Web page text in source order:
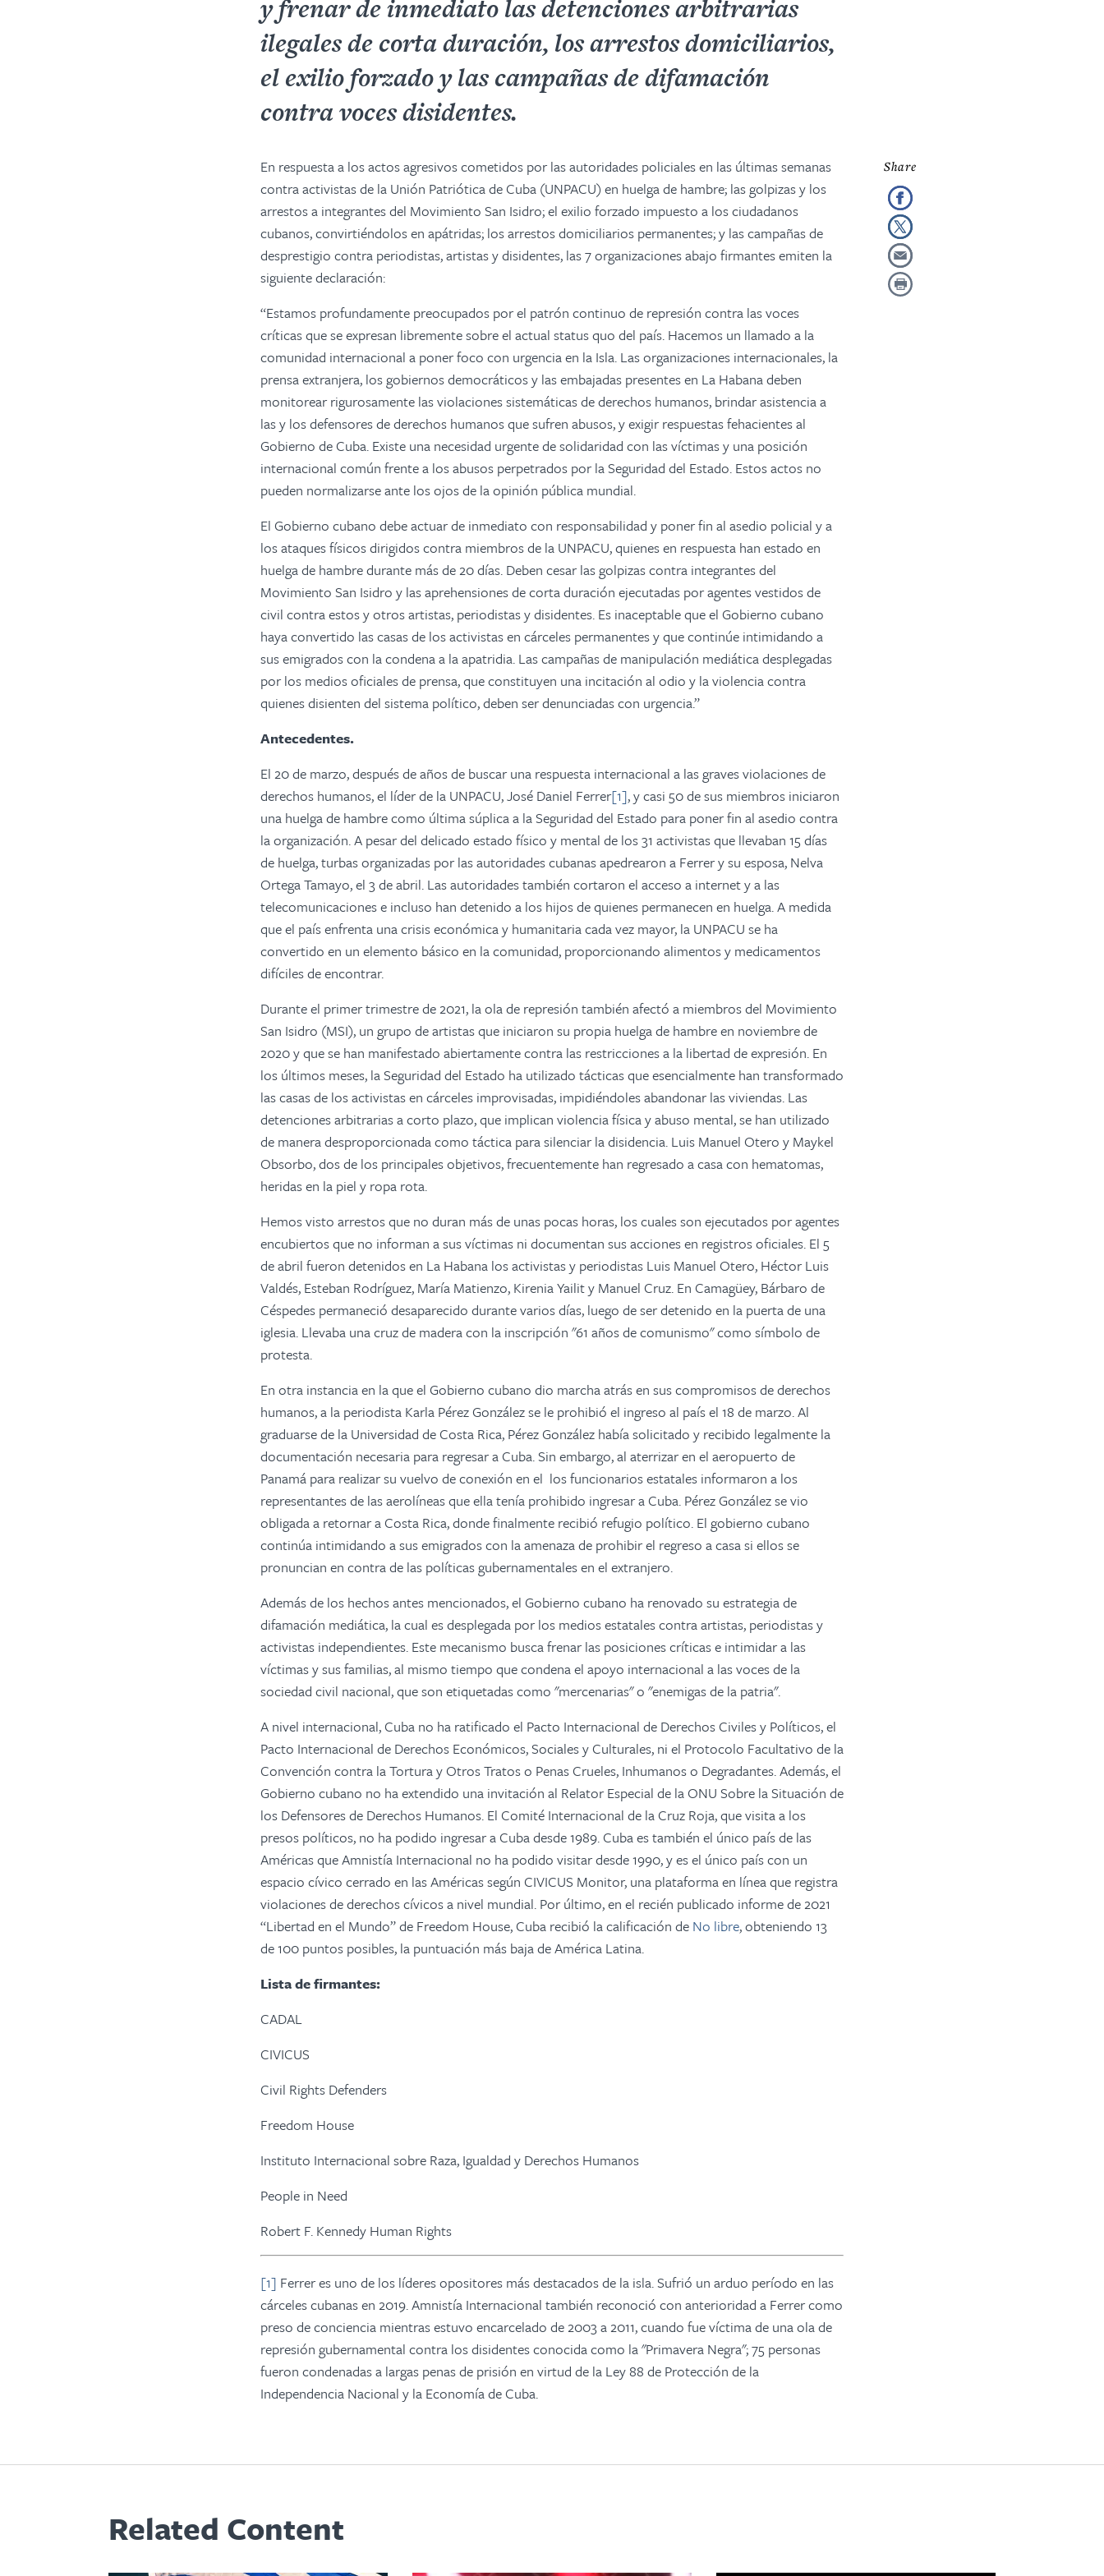
y frenar de inmediato las detenciones arbitrarias
ilegales de corta duración, los arrestos domiciliarios,
el exilio forzado y las campañas de difamación
contra voces disidentes.
En respuesta a los actos agresivos cometidos por las autoridades policiales en las últimas semanas
contra activistas de la Unión Patriótica de Cuba (UNPACU) en huelga de hambre; las golpizas y los
arrestos a integrantes del Movimiento San Isidro; el exilio forzado impuesto a los ciudadanos
cubanos, convirtiéndolos en apátridas; los arrestos domiciliarios permanentes; y las campañas de
desprestigio contra periodistas, artistas y disidentes, las 7 organizaciones abajo firmantes emiten la
siguiente declaración:
“Estamos profundamente preocupados por el patrón continuo de represión contra las voces
críticas que se expresan libremente sobre el actual status quo del país. Hacemos un llamado a la
comunidad internacional a poner foco con urgencia en la Isla. Las organizaciones internacionales, la
prensa extranjera, los gobiernos democráticos y las embajadas presentes en La Habana deben
monitorear rigurosamente las violaciones sistemáticas de derechos humanos, brindar asistencia a
las y los defensores de derechos humanos que sufren abusos, y exigir respuestas fehacientes al
Gobierno de Cuba. Existe una necesidad urgente de solidaridad con las víctimas y una posición
internacional común frente a los abusos perpetrados por la Seguridad del Estado. Estos actos no
pueden normalizarse ante los ojos de la opinión pública mundial.
El Gobierno cubano debe actuar de inmediato con responsabilidad y poner fin al asedio policial y a
los ataques físicos dirigidos contra miembros de la UNPACU, quienes en respuesta han estado en
huelga de hambre durante más de 20 días. Deben cesar las golpizas contra integrantes del
Movimiento San Isidro y las aprehensiones de corta duración ejecutadas por agentes vestidos de
civil contra estos y otros artistas, periodistas y disidentes. Es inaceptable que el Gobierno cubano
haya convertido las casas de los activistas en cárceles permanentes y que continúe intimidando a
sus emigrados con la condena a la apatridia. Las campañas de manipulación mediática desplegadas
por los medios oficiales de prensa, que constituyen una incitación al odio y la violencia contra
quienes disienten del sistema político, deben ser denunciadas con urgencia.”
Antecedentes.
El 20 de marzo, después de años de buscar una respuesta internacional a las graves violaciones de
derechos humanos, el líder de la UNPACU, José Daniel Ferrer[1], y casi 50 de sus miembros iniciaron
una huelga de hambre como última súplica a la Seguridad del Estado para poner fin al asedio contra
la organización. A pesar del delicado estado físico y mental de los 31 activistas que llevaban 15 días
de huelga, turbas organizadas por las autoridades cubanas apedrearon a Ferrer y su esposa, Nelva
Ortega Tamayo, el 3 de abril. Las autoridades también cortaron el acceso a internet y a las
telecomunicaciones e incluso han detenido a los hijos de quienes permanecen en huelga. A medida
que el país enfrenta una crisis económica y humanitaria cada vez mayor, la UNPACU se ha
convertido en un elemento básico en la comunidad, proporcionando alimentos y medicamentos
difíciles de encontrar.
Durante el primer trimestre de 2021, la ola de represión también afectó a miembros del Movimiento
San Isidro (MSI), un grupo de artistas que iniciaron su propia huelga de hambre en noviembre de
2020 y que se han manifestado abiertamente contra las restricciones a la libertad de expresión. En
los últimos meses, la Seguridad del Estado ha utilizado tácticas que esencialmente han transformado
las casas de los activistas en cárceles improvisadas, impidiéndoles abandonar las viviendas. Las
detenciones arbitrarias a corto plazo, que implican violencia física y abuso mental, se han utilizado
de manera desproporcionada como táctica para silenciar la disidencia. Luis Manuel Otero y Maykel
Obsorbo, dos de los principales objetivos, frecuentemente han regresado a casa con hematomas,
heridas en la piel y ropa rota.
Hemos visto arrestos que no duran más de unas pocas horas, los cualesson ejecutados por agentes
encubiertos que no informan a sus víctimas ni documentan sus acciones en registros oficiales. El 5
de abril fueron detenidos en La Habana los activistas y periodistas Luis Manuel Otero, Héctor Luis
Valdés, Esteban Rodríguez, María Matienzo, Kirenia Yailit y Manuel Cruz. En Camagüey, Bárbaro de
Céspedes permaneció desaparecido durante varios días, luego de ser detenido en la puerta de una
iglesia. Llevaba una cruz de madera con la inscripción "61 años de comunismo" como símbolo de
protesta.
En otra instancia en la que el Gobierno cubano dio marcha atrás en sus compromisos de derechos
humanos, a la periodista Karla Pérez González se le prohibió el ingreso al país el 18 de marzo. Al
graduarse de la Universidad de Costa Rica, Pérez González había solicitado y recibido legalmente la
documentación necesaria para regresar a Cuba. Sin embargo, al aterrizar en el aeropuerto de
Panamá para realizar su vuelvo de conexión en el los funcionarios estatales informaron a los
representantes de las aerolíneas que ella tenía prohibido ingresar a Cuba. Pérez González se vio
obligada a retornar a Costa Rica, donde finalmente recibió refugio político. El gobierno cubano
continúa intimidando a sus emigrados con laamenaza de prohibir el regreso a casa si ellos se
pronuncian en contra de las políticas gubernamentales en el extranjero.
Además de los hechos antes mencionados, el Gobierno cubano ha renovado su estrategia de
difamación mediática, la cual es desplegada por los medios estatales contra artistas, periodistas y
activistas independientes. Este mecanismo busca frenar las posiciones críticas e intimidar a las
víctimas y sus familias, al mismo tiempo que condena el apoyo internacional a las voces de la
sociedad civil nacional, que son etiquetadas como "mercenarias" o "enemigas de la patria".
A nivel internacional, Cuba no ha ratificado el Pacto Internacional de Derechos Civiles y Políticos, el
Pacto Internacional de Derechos Económicos, Sociales y Culturales, ni el Protocolo Facultativo de la
Convención contra la Tortura y Otros Tratos o Penas Crueles, Inhumanos o Degradantes. Además, el
Gobierno cubano no ha extendido una invitación al Relator Especial de la ONU Sobre la Situación de
los Defensores de Derechos Humanos. El Comité Internacional de la Cruz Roja, que visita a los
presos políticos, no ha podido ingresar a Cuba desde 1989. Cuba es también el único país de las
Américas que Amnistía Internacional no ha podido visitar desde 1990,y es el único país con un
espacio cívico cerrado en las Américas según CIVICUS Monitor, una plataforma en línea que registra
violaciones de derechos cívicos a nivel mundial. Por último, en el recién publicado informe de 2021
“Libertad en el Mundo” de Freedom House, Cuba recibió la calificación de No libre, obteniendo 13
de 100 puntos posibles, la puntuación más baja de América Latina.
Lista de firmantes:
CADAL
CIVICUS
Civil Rights Defenders
Freedom House
Instituto Internacional sobre Raza, Igualdad y Derechos Humanos
People in Need
Robert F. Kennedy Human Rights
[1] Ferrer es uno de los líderes opositores más destacados de la isla. Sufrió un arduo período en las
cárceles cubanas en 2019. Amnistía Internacional también reconoció con anterioridad a Ferrer como
preso de conciencia mientras estuvo encarcelado de 2003 a 2011, cuando fue víctima de una ola de
represión gubernamental contra los disidentes conocida como la "Primavera Negra"; 75 personas
fueron condenadas a largas penas de prisión en virtud de la Ley 88 de Protección de la
Independencia Nacional y la Economía de Cuba.
Related Content